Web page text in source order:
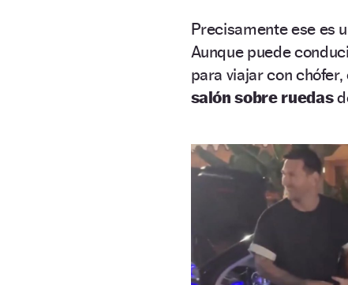
Precisamente ese es
Aunque puede
para viajar con
salón sobre ruedas